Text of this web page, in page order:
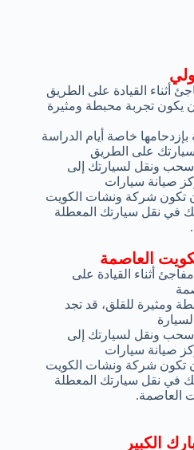
العاصمة
أثناء القيادة على
ومثيرة للقلق، قد تجد
سحب ونقل لسيارتك إلى
صيانة سيارات
تكون شركة ونشات الكويت
في نقل سيارتك المعطلة
العاصمة.
أثناء القيادة على الطريق
تجربة محبطة ومثيرة
خاصة أيام الدراسة
على الطريق
سحب ونقل لسيارتك إلى
صيانة سيارات
تكون شركة ونشات الكويت
في نقل سيارتك المعطلة
الكبير